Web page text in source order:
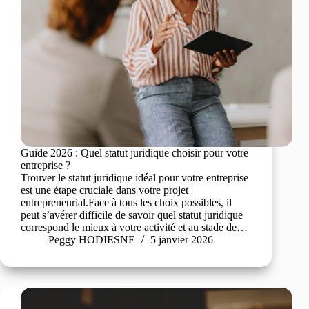
Guide 2026 : Quel statut juridique choisir pour votre
entreprise ?
Trouver le statut juridique idéal pour votre entreprise
est une étape cruciale dans votre projet
entrepreneurial.Face à tous les choix possibles, il
peut s’avérer difficile de savoir quel statut juridique
correspond le mieux à votre activité et au stade de…
Peggy HODIESNE
5 janvier 2026